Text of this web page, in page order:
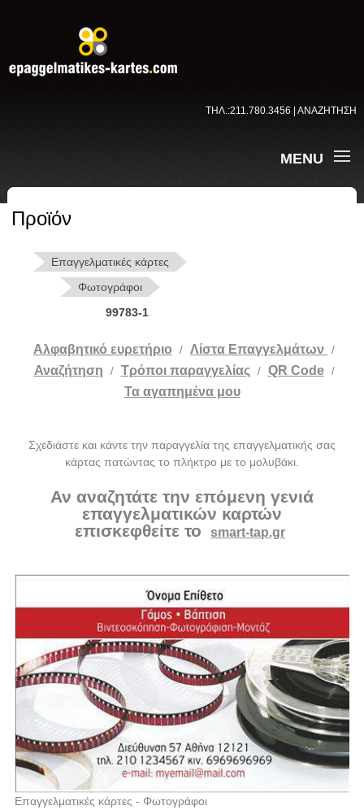
ΤΗΛ.:211.780.3456 | ΑΝΑΖΗΤΗΣΗ
MENU
Προϊόν
Επαγγελματικές κάρτες
Φωτογράφοι
99783-1
Αλφαβητικό ευρετήριο / Λίστα Επαγγελμάτων /
Αναζήτηση / Tρόποι παραγγελίας / QR Code /
Τα αγαπημένα μου
Σχεδιάστε και κάντε την παραγγελία της επαγγελματικής σας
κάρτας πατώντας το πλήκτρο με το μολυβάκι.
Αν αναζητάτε την επόμενη γενιά
επαγγελματικών καρτών
επισκεφθείτε το
smart-tap.gr
Επαγγελματικές κάρτες - Φωτογράφοι